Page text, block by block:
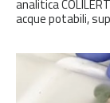
analitica
acque potabili,